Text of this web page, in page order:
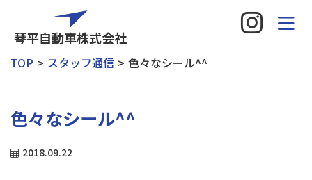
琴平自動車株式会社
TOP スタッフ通信 色々なシール^^
色々なシール^^
2018.09.22